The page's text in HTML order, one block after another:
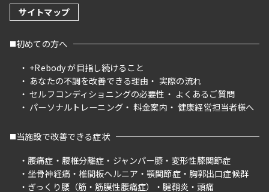
サイトマップ
初めての方へ
+Rebody が目指し続けること
あなたの不調を改善できる理由
実際の流れ
セルフコンディショニングの必要性
よくあるご質問
パーソナルトレーニング
料金案内 健康経営担当者様へ
当施設で改善できる症状
腰痛症
腰椎分離症 ジャンパー膝
変形性膝関節症
坐骨神経痛
椎間板ヘルニア 顎関節症
胸郭出口症候群
ぎっくり腰（筋・筋膜性腰痛症）
腱鞘炎
頭痛